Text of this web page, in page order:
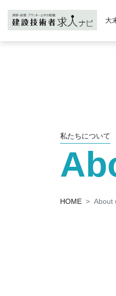
大
私たちについて
HOME About